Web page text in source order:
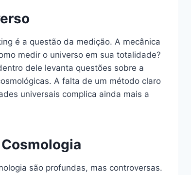
é a questão da medição. A mecânica
medir o universo em sua totalidade?
dele levanta questões sobre a
A falta de um método claro
universais complica ainda mais a
são profundas, mas controversas.